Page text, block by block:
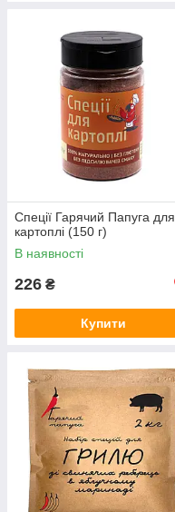
Спеції Гарячий Папуга для
картоплі (150 г)
В наявності
226 ₴
Купити